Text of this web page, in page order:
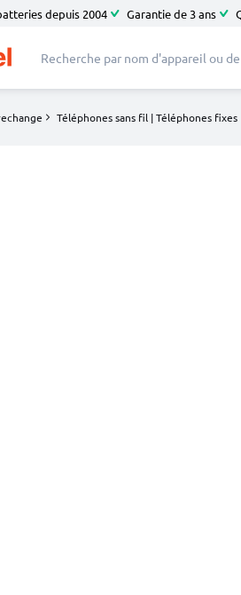
depuis 2004 Garantie de 3 ans
Téléphones sans fil | Téléphones fixes